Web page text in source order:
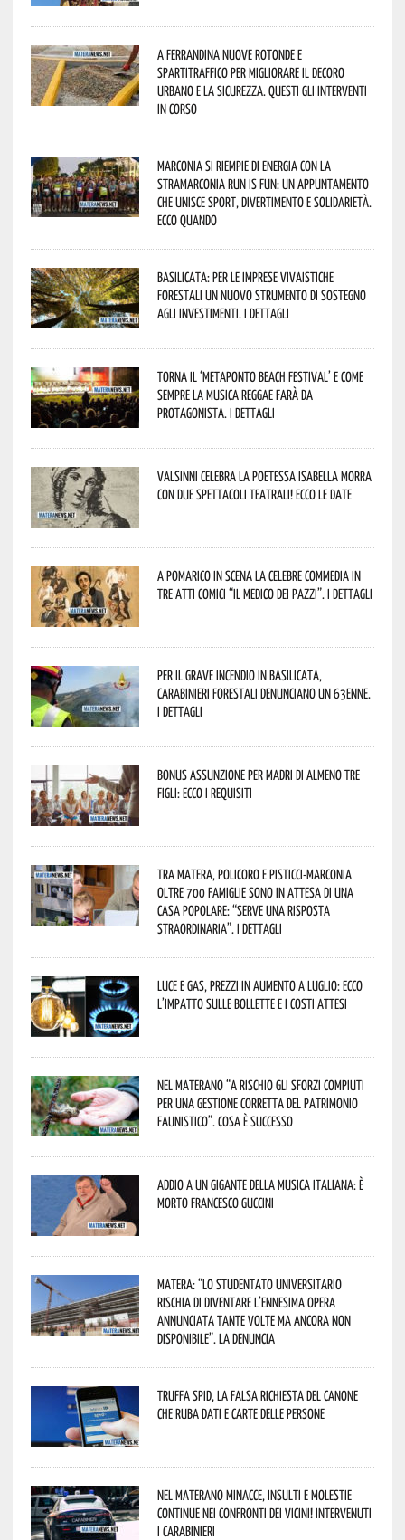
A Ferrandina nuove rotonde e
spartitraffico per migliorare il decoro
urbano e la sicurezza. Questi gli interventi
in corso
Marconia si riempie di energia con la
StraMarconia Run is Fun: un appuntamento
che unisce sport, divertimento e solidarietà.
Ecco quando
Basilicata: per le imprese vivaistiche
forestali un nuovo strumento di sostegno
agli investimenti. I dettagli
Torna il ‘Metaponto beach festival’ e come
sempre la musica reggae farà da
protagonista. I dettagli
Valsinni celebra la poetessa Isabella Morra
con due spettacoli teatrali! Ecco le date
A Pomarico in scena la celebre commedia in
tre atti comici “Il medico dei pazzi”. I dettagli
Per il grave incendio in Basilicata,
Carabinieri forestali denunciano un 63enne.
I dettagli
Bonus assunzione per madri di almeno tre
figli: ecco i requisiti
Tra Matera, Policoro e Pisticci-Marconia
oltre 700 famiglie sono in attesa di una
casa popolare: “serve una risposta
straordinaria”. I dettagli
Luce e gas, prezzi in aumento a luglio: ecco
l’impatto sulle bollette e i costi attesi
Nel materano “a rischio gli sforzi compiuti
per una gestione corretta del patrimonio
faunistico”. Cosa è successo
Addio a un gigante della musica italiana: è
morto Francesco Guccini
Matera: “Lo studentato universitario
rischia di diventare l’ennesima opera
annunciata tante volte ma ancora non
disponibile”. La denuncia
Truffa Spid, la falsa richiesta del canone
che ruba dati e carte delle persone
Nel materano minacce, insulti e molestie
continue nei confronti dei vicini! Intervenuti
i Carabinieri